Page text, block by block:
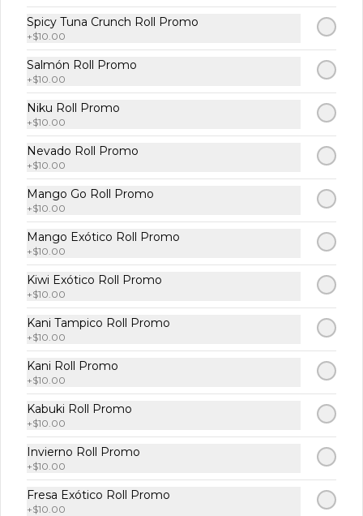
Veggie Salad
Temaki
Temaki Filadelfia
Salmón pepino y queso crema 1 pz.
$113.00
Spicy Tuna Crunch Roll Promo
+$10.00
Salmón Roll Promo
+$10.00
Niku Roll Promo
+$10.00
Nevado Roll Promo
+$10.00
Mango Go Roll Promo
+$10.00
Mango Exótico Roll Promo
+$10.00
Kiwi Exótico Roll Promo
+$10.00
Kani Tampico Roll Promo
+$10.00
Kani Roll Promo
+$10.00
Kabuki Roll Promo
+$10.00
Invierno Roll Promo
+$10.00
Fresa Exótico Roll Promo
+$10.00